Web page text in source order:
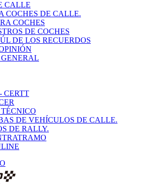
CALLE
COCHES DE CALLE.
COCHES
DE COCHES
DE LOS RECUERDOS
CERTT
DE VEHÍCULOS DE CALLE.
DE RALLY.